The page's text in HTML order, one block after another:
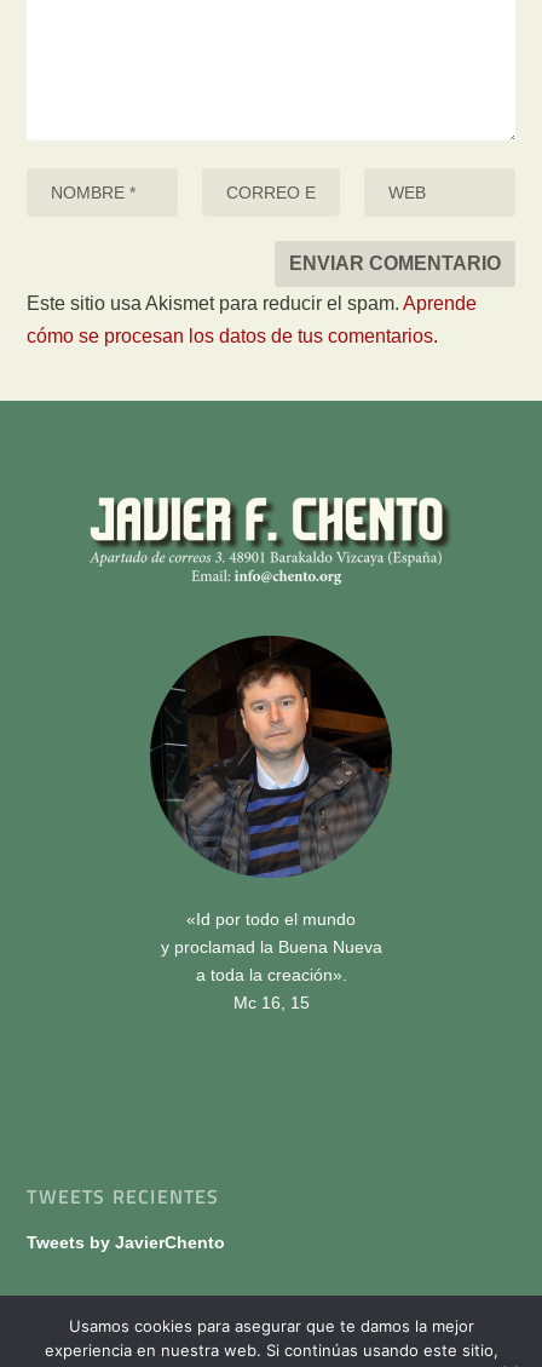
Este sitio usa Akismet para reducir el spam.Aprende
cómo se procesan los datos de tus comentarios.
«Id por todo el mundo
y proclamad la Buena Nueva
a toda la creación».
Mc 16, 15
TWEETS RECIENTES
Tweets by JavierChento
Usamos cookies para asegurar que te damos la mejor
experiencia en nuestra web. Si continúas usando este sitio,